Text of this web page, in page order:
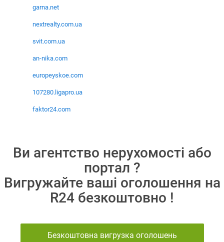
garna.net
nextrealty.com.ua
svit.com.ua
an-nika.com
europeyskoe.com
107280.ligapro.ua
faktor24.com
Ви агентство нерухомості або
портал ?
Вигружайте ваші оголошення на
R24 безкоштовно !
Безкоштовна вигрузка оголошень